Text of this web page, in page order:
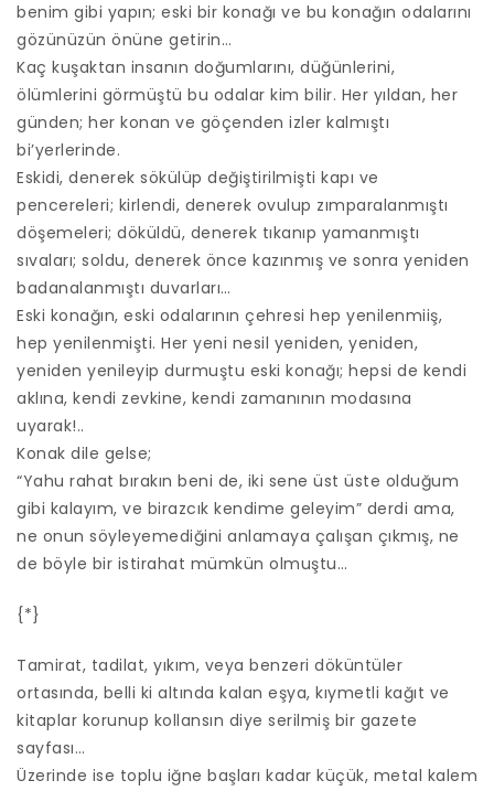
benim gibi yapın; eski bir konağı ve bu konağın odalarını
gözünüzün önüne getirin…
Kaç kuşaktan insanın doğumlarını, düğünlerini,
ölümlerini görmüştü bu odalar kim bilir. Her yıldan, her
günden; her konan ve göçenden izler kalmıştı
bi’yerlerinde.
Eskidi, denerek sökülüp değiştirilmişti kapı ve
pencereleri; kirlendi, denerek ovulup zımparalanmıştı
döşemeleri; döküldü, denerek tıkanıp yamanmıştı
sıvaları; soldu, denerek önce kazınmış ve sonra yeniden
badanalanmıştı duvarları…
Eski konağın, eski odalarının çehresi hep yenilenmiiş,
hep yenilenmişti. Her yeni nesil yeniden, yeniden,
yeniden yenileyip durmuştu eski konağı; hepsi de kendi
aklına, kendi zevkine, kendi zamanının modasına
uyarak!..
Konak dile gelse;
“Yahu rahat bırakın beni de, iki sene üst üste olduğum
gibi kalayım, ve birazcık kendime geleyim” derdi ama,
ne onun söyleyemediğini anlamaya çalışan çıkmış, ne
de böyle bir istirahat mümkün olmuştu…
{*}
Tamirat, tadilat, yıkım, veya benzeri döküntüler
ortasında, belli ki altında kalan eşya, kıymetli kağıt ve
kitaplar korunup kollansın diye serilmiş bir gazete
sayfası…
Üzerinde ise toplu iğne başları kadar küçük, metal kalem